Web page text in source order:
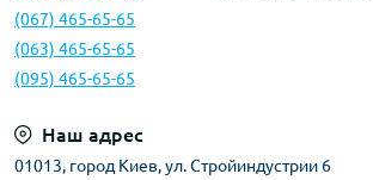
(067) 465-65-65
(063) 465-65-65
(095) 465-65-65
Наш адрес
01013, город Киев, ул. Стройиндустрии 6